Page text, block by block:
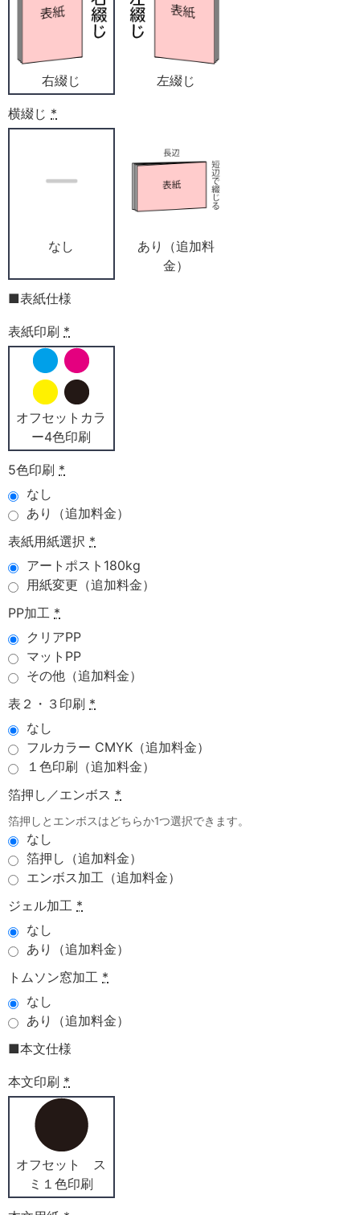
右綴じ 左綴じ
横綴じ *
なし
あり（追加料
金）
■表紙仕様
表紙印刷 *
オフセットカラ
ー4色印刷
5色印刷 *
なし
あり（追加料金）
表紙用紙選択 *
アートポスト180kg
用紙変更（追加料金）
PP加工 *
クリアPP
マットPP
その他（追加料金）
表２・３印刷 *
なし
フルカラー CMYK（追加料金）
１色印刷（追加料金）
箔押し／エンボス *
箔押しとエンボスはどちらか1つ選択できます。
なし
箔押し（追加料金）
エンボス加工（追加料金）
ジェル加工 *
なし
あり（追加料金）
トムソン窓加工 *
なし
あり（追加料金）
■本文仕様
本文印刷 *
オフセット ス
ミ１色印刷